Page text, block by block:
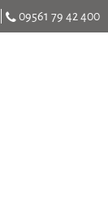
09561 79 42 400